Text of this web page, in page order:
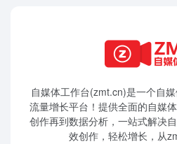
自媒体工作台(zmt.cn)是一个自
流量增长平台！提供全面的自媒
创作再到数据分析，一站式解决
效创作，轻松增长，从